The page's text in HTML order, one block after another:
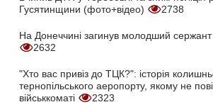
Гусятинщини (фото+відео)
2738
На Донеччині загинув молодший сержант
2632
"Хто вас привіз до ТЦК?": історія
тернопільського аеропорту, якому не
військкоматі
2323